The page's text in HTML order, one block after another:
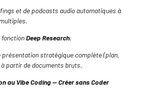
et de podcasts audio automatiques à
fonctionDeep Research.
présentation stratégique complète (plan,
partir de documents bruts.
au Vibe Coding — Créer sans Coder